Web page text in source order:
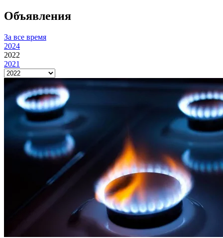
Объявления
За все время
2024
2022
2021